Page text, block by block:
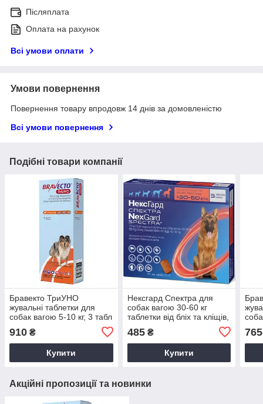
Післяплата
Оплата на рахунок
Всі умови оплати
Умови повернення
Повернення товару впродовж 14 днів за домовленістю
Всі умови повернення
Подібні товари компанії
Бравекто ТриУНО
жувальні таблетки для
собак вагою 5-10 кг, 3 табл
910 ₴
Купити
Нексгард Спектра для
собак вагою 30-60 кг
таблетки від бліх та кліщів,
485₴
Купити
765
Акційні пропозиції та новинки